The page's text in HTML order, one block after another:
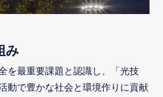
み
を最重要課題と認識し、「光技
動で豊かな社会と環境作りに貢献